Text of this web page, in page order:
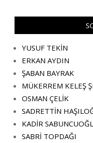
YUSUF TEKİN
ERKAN AYDIN
ŞABAN BAYRAK
MÜKERREM KELEŞ
OSMAN ÇELİK
SADRETTİN
KADİR
SABRİ TOPDAĞI